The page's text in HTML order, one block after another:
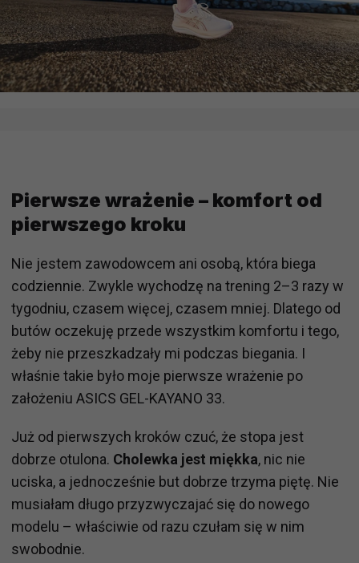
Pierwsze wrażenie – komfort od
pierwszego kroku
Nie jestem zawodowcem ani osobą, która biega
codziennie. Zwykle wychodzę na trening 2–3 razy w
tygodniu, czasem więcej, czasem mniej. Dlatego od
butów oczekuję przede wszystkim komfortu i tego,
żeby nie przeszkadzały mi podczas biegania. I
właśnie takie było moje pierwsze wrażenie po
założeniu ASICS GEL-KAYANO 33.
Już od pierwszych kroków czuć, że stopa jest
dobrze otulona. Cholewka jest miękka, nic nie
uciska, a jednocześnie but dobrze trzyma piętę. Nie
musiałam długo przyzwyczajać się do nowego
modelu – właściwie od razu czułam się w nim
swobodnie.